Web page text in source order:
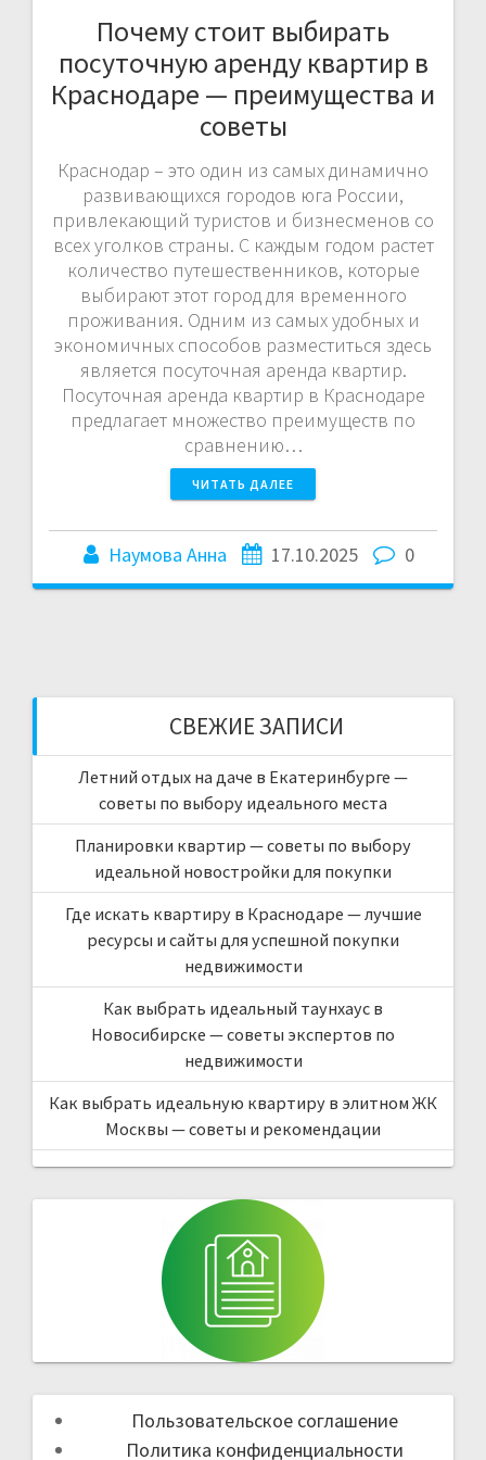
Почему стоит выбирать
посуточную аренду квартир в
Краснодаре — преимущества и
советы
Краснодар – это один из самых динамично
развивающихся городов юга России,
привлекающий туристов и бизнесменов со
всех уголков страны. С каждым годом растет
количество путешественников, которые
выбирают этот город для временного
проживания. Одним из самых удобных и
экономичных способов разместиться здесь
является посуточная аренда квартир.
Посуточная аренда квартир в Краснодаре
предлагает множество преимуществ по
сравнению…
ЧИТАТЬ ДАЛЕЕ
Наумова Анна 17.10.2025 0
СВЕЖИЕ ЗАПИСИ
Летний отдых на даче в Екатеринбурге —
советы по выбору идеального места
Планировки квартир — советы по выбору
идеальной новостройки для покупки
Где искать квартиру в Краснодаре — лучшие
ресурсы и сайты для успешной покупки
недвижимости
Как выбрать идеальный таунхаус в
Новосибирске — советы экспертов по
недвижимости
Как выбрать идеальную квартиру в элитном ЖК
Москвы — советы и рекомендации
Пользовательское соглашение
Политика конфиденциальности